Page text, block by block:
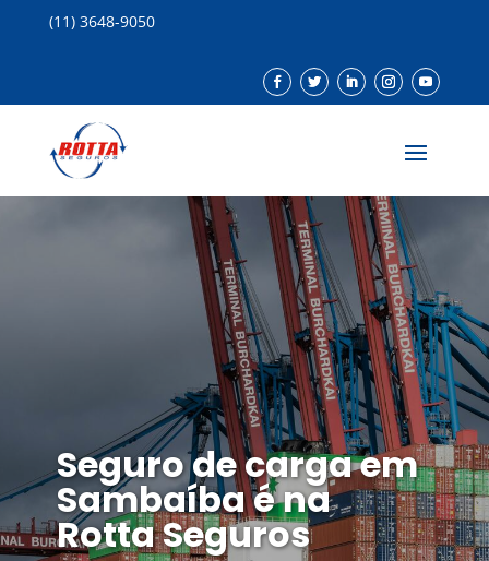
(11) 3648-9050
Seguro de carga em
Sambaíba é na
Rotta Seguros